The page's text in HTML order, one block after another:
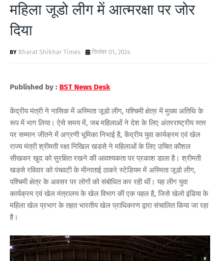
S
महिला जूडो लीग में आत्मरक्षा पर जोर
दिया
Bharat Shikhar Times सितंबर 01, 2024
Published by : BST News Desk
केंद्रीय मंत्री ने नासिक में अस्मिता जूडो लीग, पश्चिमी क्षेत्र में मुख्य अतिथि के
रूप में भाग लिया। ऐसे समय में, जब महिलाओं ने देश के लिए अंतरराष्ट्रीय स्तर
पर सम्मान जीतने में अग्रणी भूमिका निभाई है, केंद्रीय युवा कार्यक्रम एवं खेल
राज्य मंत्री श्रीमती रक्षा निखिल खडसे ने महिलाओं के लिए उचित कौशल
सीखकर खुद को सुरक्षित रखने की आवश्यकता पर प्रकाश डाला है। श्रीमती
खडसे रविवार को पंचवटी के मीनाताई ठाकरे स्टेडियम में अस्मिता जूडो लीग,
पश्चिमी क्षेत्र के अवसर पर लोगों को संबोधित कर रही थीं। यह लीग युवा
कार्यक्रम एवं खेल मंत्रालय के खेल विभाग की एक पहल है, जिसे खेलो इंडिया के
महिला खेल प्रभाग के तहत भारतीय खेल प्राधिकरण द्वारा संचालित किया जा रहा
है।